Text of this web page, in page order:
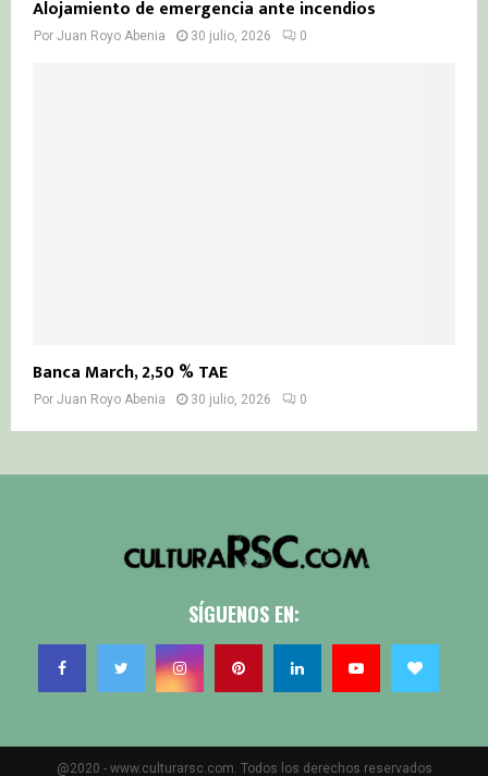
Alojamiento de emergencia ante incendios
Por Juan Royo Abenia 30 julio, 2026 0
Banca March, 2,50 % TAE
Por Juan Royo Abenia 30 julio, 2026 0
SÍGUENOS EN:
@2020 - www.culturarsc.com. Todos los derechos reservados